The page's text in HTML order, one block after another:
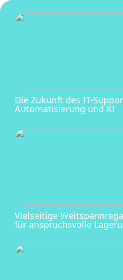
Die Zukunft des IT-
Automatisierung und KI
Vielseitige
für anspruchsvolle